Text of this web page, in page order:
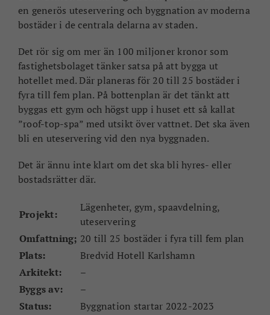
en generös uteservering och byggnation av moderna
bostäder i de centrala delarna av staden.
Det rör sig om mer än 100 miljoner kronor som
fastighetsbolaget tänker satsa på att bygga ut
hotellet med. Där planeras för 20 till 25 bostäder i
fyra till fem plan. På bottenplan är det tänkt att
byggas ett gym och högst upp i huset ett så kallat
”roof-top-spa” med utsikt över vattnet. Det ska även
bli en uteservering vid den nya byggnaden.
Det är ännu inte klart om det ska bli hyres- eller
bostadsrätter där.
Projekt:
Lägenheter, gym, spaavdelning,
uteservering
Omfattning; 20 till 25 bostäder i fyra till fem plan
Plats:
Bredvid Hotell Karlshamn
Arkitekt:
–
Byggs av:
–
Status:
Byggnation startar 2022-2023